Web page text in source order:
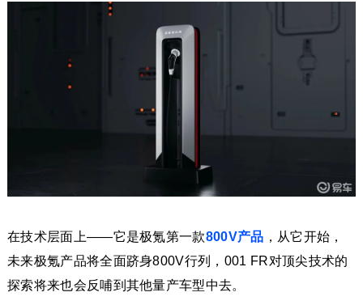
在技术层面上——它是极氪第一款800V产品 ，从它开始，
未来极氪产品将全面跻身800V行列，001 FR对顶尖技术的
探索将来也会反哺到其他量产车型中去。